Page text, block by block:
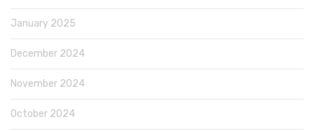
January 2025
December 2024
November 2024
October 2024